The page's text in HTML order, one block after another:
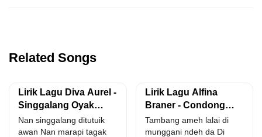
Related Songs
Lirik Lagu Diva Aurel -
Singgalang Oyak
Kapua
Nan singgalang ditutuik
awan Nan marapi tagak
Lirik Lagu Alfina
Braner - Condong
Mato
Tambang ameh lalai di
munggani ndeh da Di